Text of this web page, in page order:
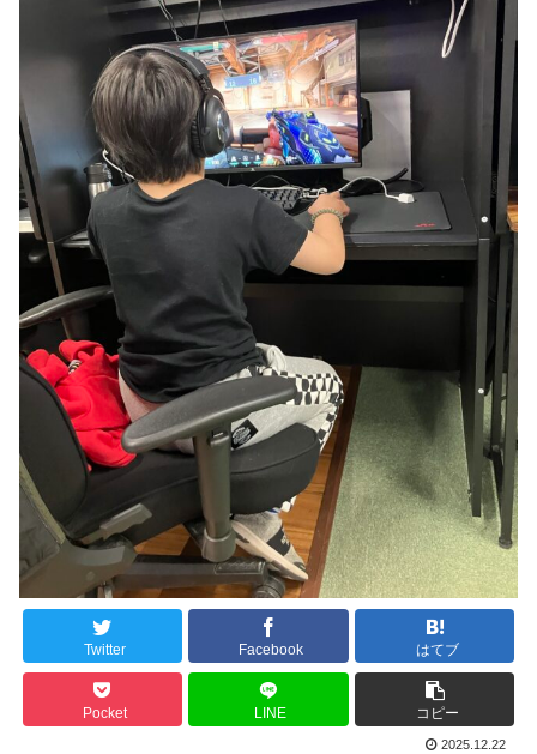
Twitter Facebook はてブ
Pocket LINE コピー
2025.12.22